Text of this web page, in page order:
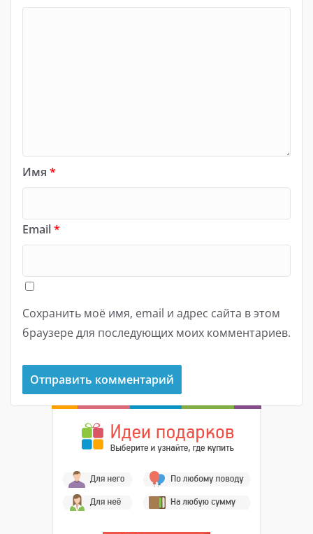
Имя *
Email*
Сохранить моё имя, email и адрес сайта в этом
браузере для последующих моих комментариев.